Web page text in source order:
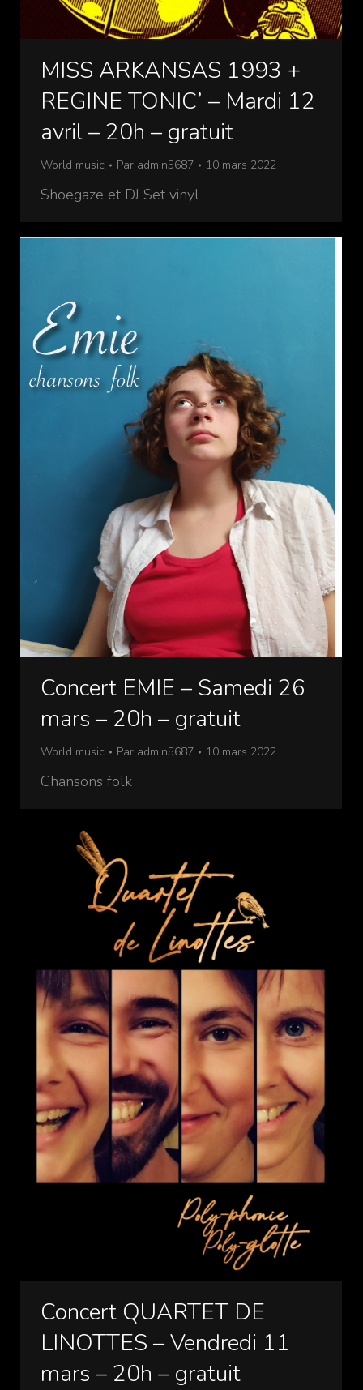
MISS ARKANSAS 1993 +
REGINE TONIC’ – Mardi 12
avril – 20h – gratuit
World music Par admin5687 10 mars 2022
Shoegaze et DJ Set vinyl
Concert EMIE – Samedi 26
mars – 20h – gratuit
World music Par admin5687 10 mars 2022
Chansons folk
Concert QUARTET DE
LINOTTES – Vendredi 11
mars – 20h – gratuit